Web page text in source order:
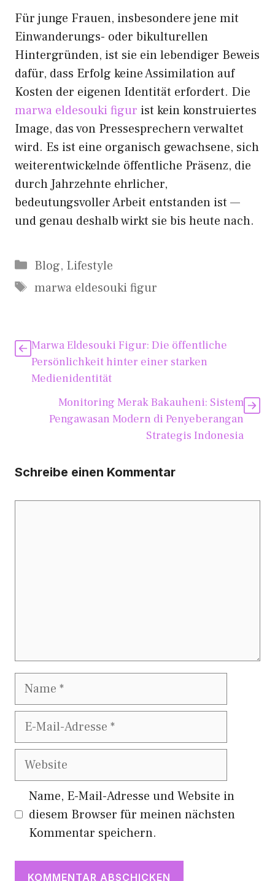
Für junge Frauen, insbesondere jene mit
Einwanderungs- oder bikulturellen
Hintergründen, ist sie ein lebendiger Beweis
dafür, dass Erfolg keine Assimilation auf
Kosten der eigenen Identität erfordert. Die
marwa eldesouki figur ist kein konstruiertes
Image, das von Pressesprechern verwaltet
wird. Es ist eine organisch gewachsene, sich
weiterentwickelnde öffentliche Präsenz, die
durch Jahrzehnte ehrlicher,
bedeutungsvoller Arbeit entstanden ist —
und genau deshalb wirkt sie bis heute nach.
Kategorien
Blog, Lifestyle
Schlagwörter
marwa eldesouki figur
Marwa Eldesouki Figur: Die öffentliche
Persönlichkeit hinter einer starken
Medienidentität
Monitoring Merak Bakauheni: Sistem
Pengawasan Modern di Penyeberangan
Strategis Indonesia
Schreibe einen Kommentar
Name
E-
Adresse
Website
Name, E-Mail-Adresse und Website in
diesem Browser für meinen nächsten
Kommentar speichern.